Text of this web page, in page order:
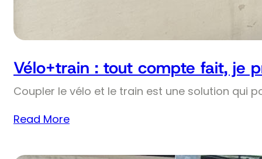
Vélo+train : tout compte fait, je
Coupler le vélo et le train est une solution qui
Read More